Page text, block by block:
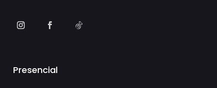
Presencial